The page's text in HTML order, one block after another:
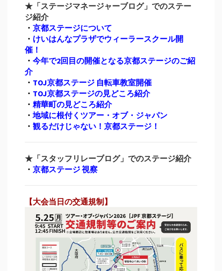
★「ステージマネージャーブログ」でのステー
ジ紹介
・ 京都ステージについて
・ けいはんなプラザでウィーラースクール開
催！
・ 今年で2回目の開催となる京都ステージのご紹
介
・ TOJ京都ステージ 自転車教室開催
・ TOJ京都ステージの見どころ紹介
・ 精華町の見どころ紹介
・ 地域に根付くツアー・オブ・ジャパン
・ 観るだけじゃない！京都ステージ！
★「スタッフリレーブログ」でのステージ紹介
・ 京都ステージ 視察
【大会当日の交通規制】